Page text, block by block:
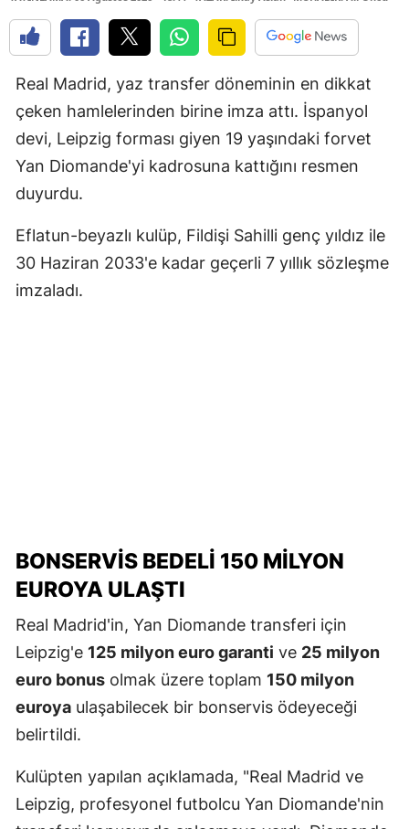
Real Madrid, yaz transfer döneminin en dikkat
çeken hamlelerinden birine imza attı. İspanyol
devi, Leipzig forması giyen 19 yaşındaki forvet
Yan Diomande'yi kadrosuna kattığını resmen
duyurdu.
Eflatun-beyazlı kulüp, Fildişi Sahilli genç yıldız ile
30 Haziran 2033'e kadar geçerli 7 yıllık sözleşme
imzaladı.
BONSERVIS BEDELI 150 MILYON
EUROYA ULAŞTI
Real Madrid'in, Yan Diomande transferi için
Leipzig'e 125 milyon euro garanti ve 25 milyon
euro bonus olmak üzere toplam 150 milyon
euroya ulaşabilecek bir bonservis ödeyeceği
belirtildi.
Kulüpten yapılan açıklamada, "Real Madrid ve
Leipzig, profesyonel futbolcu Yan Diomande'nin